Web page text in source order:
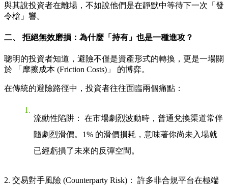
與其說投資者在離場，不如說他們是在靜默中等待下一次「發
令槍」響。
二、 拒絕無效磨損：為什麼「持有」也是一種進攻？
聰明的投資者知道，避險不僅是資產形式的轉換，更是一場關
於
「摩擦成本 (Friction Costs)」 的博弈。
在傳統的避險路徑中，投資者往往面臨兩個痛點：
流動性陷阱：
在市場劇烈波動時，普通兌換渠道常伴
隨劇烈滑價。1% 的滑價損耗，意味著你尚未入場就
已經虧損了未來的反彈空間。
2. 交易對手風險 (Counterparty Risk)：
許多非合規平台在極端